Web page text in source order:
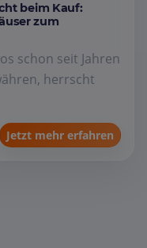
beim Kauf:
zum
schon seit Jahren
herrscht
Jetzt mehr erfahren